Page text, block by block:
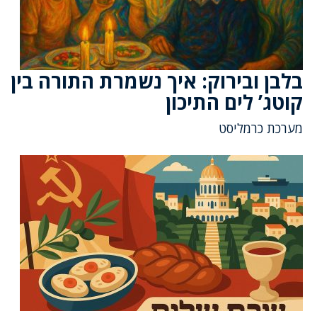
בלבן ובירוק: איך נשמרת התורה בין
קוטג’ לים התיכון
מערכת כרמליסט